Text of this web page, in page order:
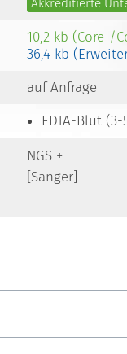
Akkreditierte
10,2 kb (Core-/
36,4 kb
auf Anfrage
EDTA-Blut
NGS +
[Sanger]